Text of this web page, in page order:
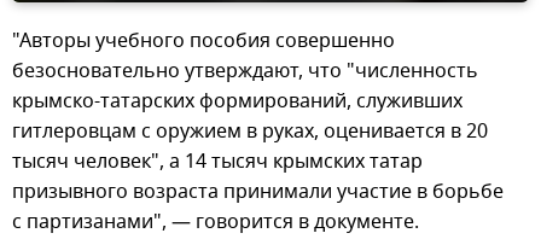
"Авторы учебного пособия совершенно
безосновательно утверждают, что "численность
крымско-татарских формирований, служивших
гитлеровцам с оружием в руках, оценивается в 20
тысяч человек", а 14 тысяч крымских татар
призывного возраста принимали участие в борьбе
с партизанами", — говорится в документе.